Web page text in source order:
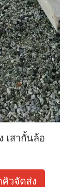
เสากั้นล้อ
คิวจัดส่ง